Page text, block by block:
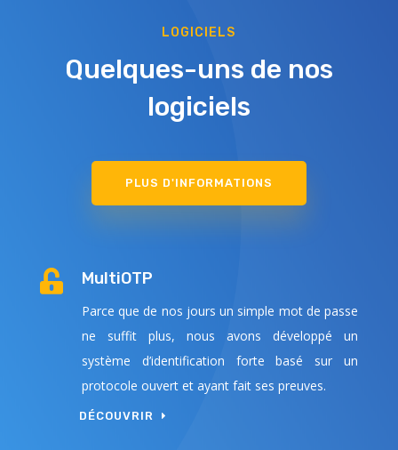
LOGICIELS
Quelques-uns de nos
logiciels
PLUS D'INFORMATIONS
 MultiOTP
Parce que de nos jours un simple mot de passe
ne suffit plus, nous avons développé un
système d’identification forte basé sur un
protocole ouvert et ayant fait ses preuves.
DÉCOUVRIR